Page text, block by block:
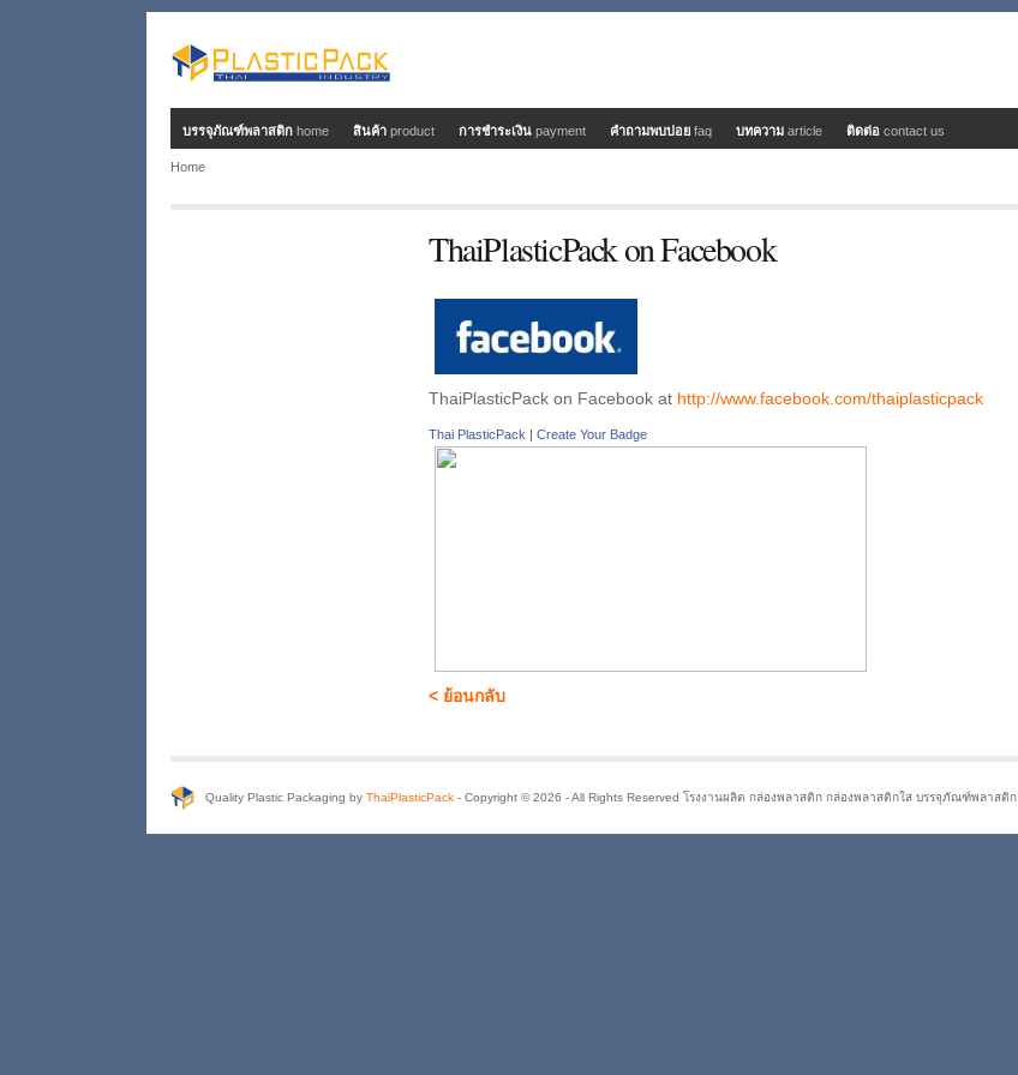
บรรจุภัณฑ์พลาสติก home สินค้า product การชำระเงิน payment คำถามพบบ่อย faq บทความ article ติดต่อ contact us
Home
ThaiPlasticPack on Facebook
ThaiPlasticPack on Facebook at http://www.facebook.com/thaiplasticpack
Thai PlasticPack | Create Your Badge
< ย้อนกลับ
Quality Plastic Packaging by ThaiPlasticPack - Copyright © 2026 - All Rights Reserved โรงงานผลิต กล่องพลาสติก กล่องพลาสติกใส บรรจุภัณฑ์พลาสติก